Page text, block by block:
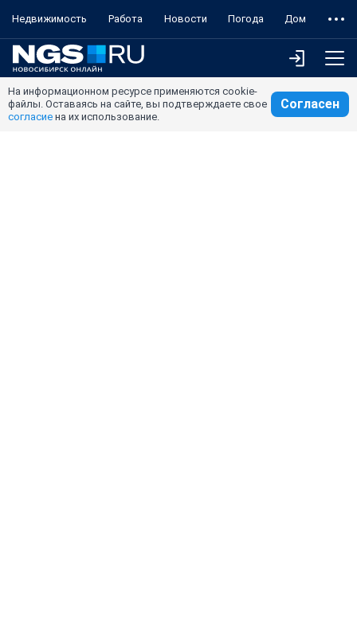
Недвижимость Работа Новости Погода Дом
На информационном ресурсе применяются cookie-
файлы. Оставаясь на сайте, вы подтверждаете свое
согласие на их использование.
Согласен